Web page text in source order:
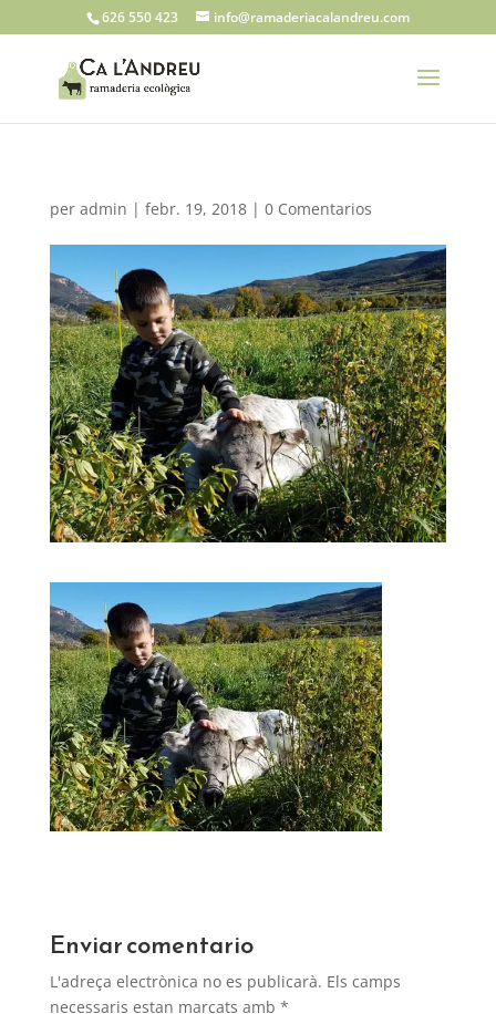
626 550 423 info@ramaderiacalandreu.com
per admin | febr. 19, 2018| 0 Comentarios
Enviar comentario
L'adreça electrònica no es publicarà. Els camps
necessaris estan marcats amb *